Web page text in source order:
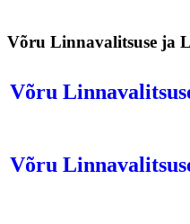
Võru Linnavalitsuse ja
Võru
Võru